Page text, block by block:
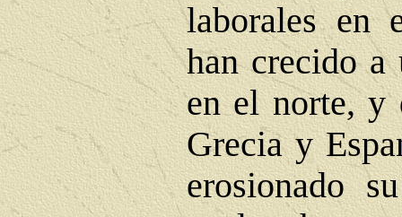
laborales en
han crecido
en el norte, y
Grecia y
erosionado